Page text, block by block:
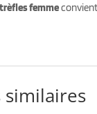
femme
similaires